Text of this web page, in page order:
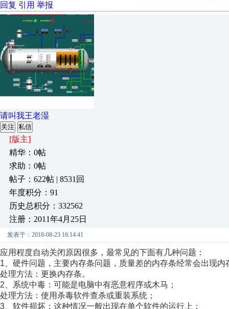
回复 引用 举报
请叫我王老湿
关注 私信
[版主]
精华：0帖
求助：0帖
帖子：622帖 | 8531回
年度积分：91
历史总积分：332562
注册：2011年4月25日
发表于：2018-08-23 16:14:41
应用程度自动关闭原因很多，最常见的下面有几种问题：
1、硬件问题，主要内存条问题，质量差的内存条经常会出现
处理方法：更换内存条。
2、系统中毒：可能是电脑中有恶意程序或木马；
处理方法：使用杀毒软件查杀或重装系统；
3、软件损坏：这种情况一般出现在单个软件的运行上；